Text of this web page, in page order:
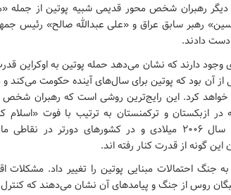
دیگر رهبران شخص محور قدیمی شبیه پوتین از جمله
رهبر سابق عراق و «علی عبدالله صالح» رئیس
دست دادند.
دارند که نشان می‌دهد حمله پوتین به اوکراین
از آن بود که پوتین برای سال‌های آینده حکومت می‌کند
خواهد کرد. این رایج‌ترین روشی است که رهبران شخص
«صفرمراد نیازف» در سال ۲۰۰۶ میلادی و در کشورهای
گونه از قدرت کنار رفته اند.
جنگ احتمالات مبنایی پوتین را تغییر داد. مشکلات
روس از جنگ و پیامدهای آن نشان می‌دهند که